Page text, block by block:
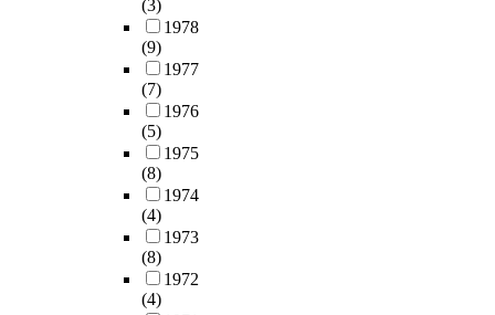
(3)
1978
(9)
1977
(7)
1976
(5)
1975
(8)
1974
(4)
1973
(8)
1972
(4)